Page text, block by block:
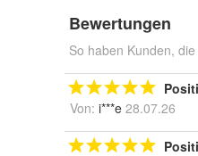
Bewertungen
So haben Kunden,
Von: i***e 28.07.26